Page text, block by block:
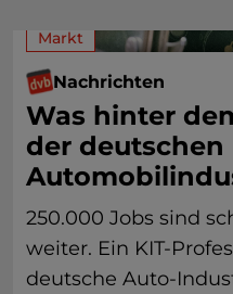
Markt
Nachrichten
Was hinter
der deutschen
250.000 Jobs sind
weiter. Ein KIT-
deutsche Auto-